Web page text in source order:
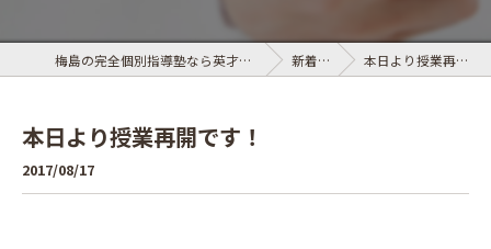
梅島の完全個別指導塾なら英才個別学院 梅島校 新着情報 本日より授業再開です！
本日より授業再開です！
2017/08/17